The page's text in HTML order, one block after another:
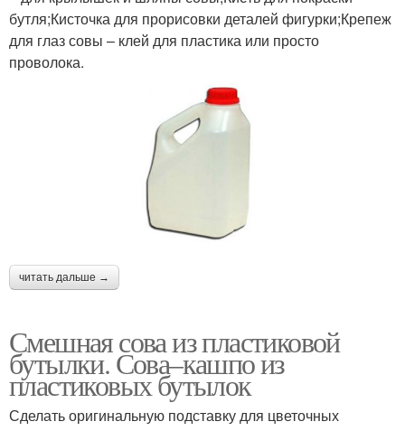
бутля;Кисточка для прорисовки деталей фигурки;Крепеж
для глаз совы – клей для пластика или просто
проволока.
читать дальше →
Смешная сова из пластиковой
бутылки. Сова–кашпо из
пластиковых бутылок
Сделать оригинальную подставку для цветочных